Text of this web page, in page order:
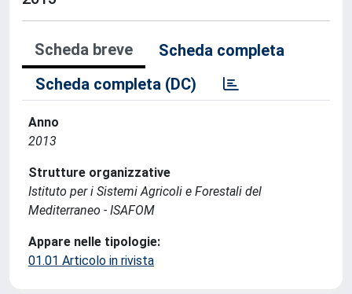
Scheda breve
Scheda completa
Scheda completa (DC)
Anno
2013
Strutture organizzative
Istituto per i Sistemi Agricoli e Forestali del
Mediterraneo - ISAFOM
Appare nelle tipologie:
01.01 Articolo in rivista